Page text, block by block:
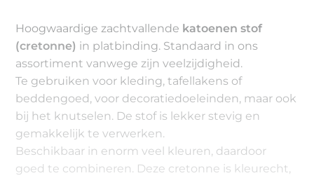
Hoogwaardige zachtvallende katoenen stof
(cretonne) in platbinding. Standaard in ons
assortiment vanwege zijn veelzijdigheid.
Te gebruiken voor kleding, tafellakens of
beddengoed, voor decoratiedoeleinden, maar ook
bij het knutselen. De stof is lekker stevig en
gemakkelijk te verwerken.
Beschikbaar in enorm veel kleuren, daardoor
goed te combineren. Deze cretonne is kleurecht,